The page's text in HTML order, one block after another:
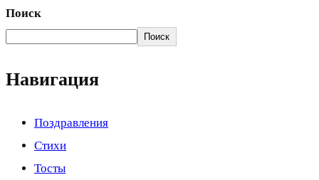
Поиск
Поиск
Навигация
Поздравления
Стихи
Тосты